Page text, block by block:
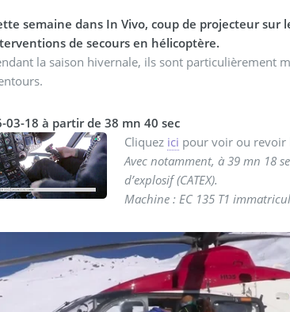
semaine dans In Vivo, coup de projecteur sur
de secours en hélicoptère.
la saison hivernale, ils sont particulièrement
03-18 à partir de 38 mn 40 sec
Cliquez ici pour voir ou revoir
Avec notamment, à 39 mn 18
d’explosif (CATEX).
Machine : EC 135 T1